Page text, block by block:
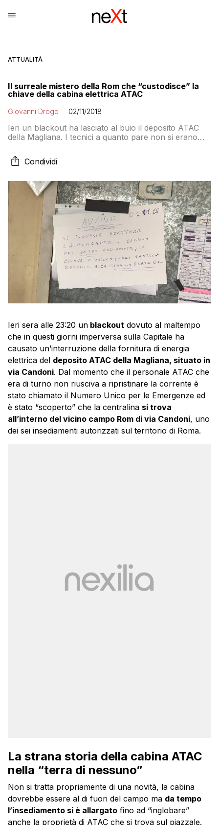
ATTUALITÀ
Il surreale mistero della Rom che “custodisce” la
chiave della cabina elettrica ATAC
Giovanni Drogo 02/11/2018
Ieri un blackout ha lasciato al buio il deposito ATAC
della Magliana. I tecnici a quanto pare non si erano
“inglobato” la cabina elettrica e quando sono
intervenuti gli agenti si è scoperto che una residente
Condividi
Ieri sera alle 23:20 un blackout dovuto al maltempo
che in questi giorni imperversa sulla Capitale ha
causato un’interruzione della fornitura di energia
elettrica del deposito ATAC della Magliana, situato in
via Candoni. Dal momento che il personale ATAC che
era di turno non riusciva a ripristinare la corrente è
stato chiamato il Numero Unico per le Emergenze ed
è stato “scoperto” che la centralina si trova
all’interno del vicino campo Rom di via Candoni, uno
dei sei insediamenti autorizzati sul territorio di Roma.
La strana storia della cabina ATAC
nella “terra di nessuno”
Non si tratta propriamente di una novità, la cabina
dovrebbe essere al di fuori del campo ma da tempo
l’insediamento si è allargato fino ad “inglobare”
anche la proprietà di ATAC che si trova sul piazzale.